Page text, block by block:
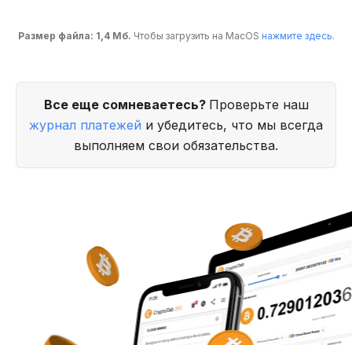
Размер файла: 1,4 Мб. Чтобы загрузить на MacOS нажмите здесь.
Все еще сомневаетесь? Проверьте наш
журнал платежей и убедитесь, что мы всегда
выполняем свои обязательства.